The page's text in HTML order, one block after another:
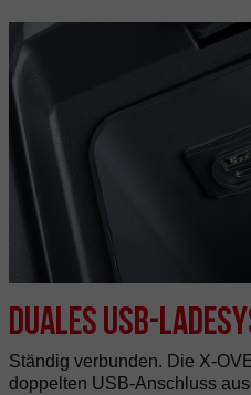
Duales USB-
Ständig verbunden. Die X-
doppelten USB-Anschluss